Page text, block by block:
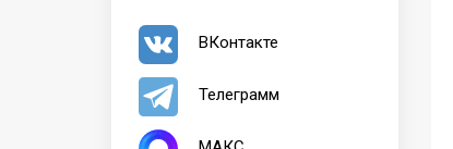
ВКонтакте
Телеграмм